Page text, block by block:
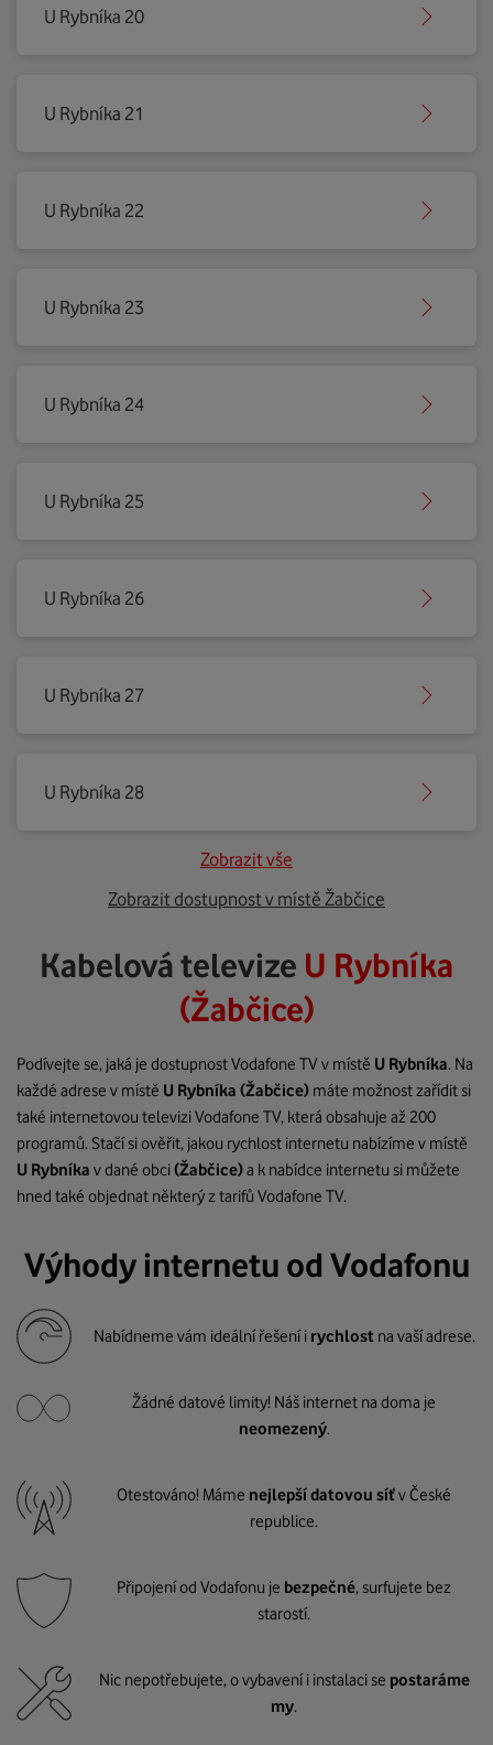
U Rybníka 20
U Rybníka 21
U Rybníka 22
U Rybníka 23
U Rybníka 24
U Rybníka 25
U Rybníka 26
U Rybníka 27
U Rybníka 28
Zobrazit vše
Zobrazit dostupnost v místě Žabčice
Kabelová televize U Rybníka
(Žabčice)
Podívejte se, jaká je dostupnost Vodafone TV v místě U Rybníka. Na
každé adrese v místě U Rybníka (Žabčice) máte možnost zařídit si
také internetovou televizi Vodafone TV, která obsahuje až 200
programů. Stačí si ověřit, jakou rychlost internetu nabízíme v místě
U Rybníka v dané obci(Žabčice)a k nabídce internetu si můžete
hned také objednat některý z tarifů Vodafone TV.
Výhody internetu od Vodafonu
Nabídneme vám ideální řešení i rychlost na vaší adrese.
Žádné datové limity! Náš internet na doma je
neomezený.
Otestováno! Máme nejlepší datovou síťv České
republice.
Připojení od Vodafonu je bezpečné, surfujete bez
starostí.
Nic nepotřebujete, o vybavení i instalaci se postaráme
my.